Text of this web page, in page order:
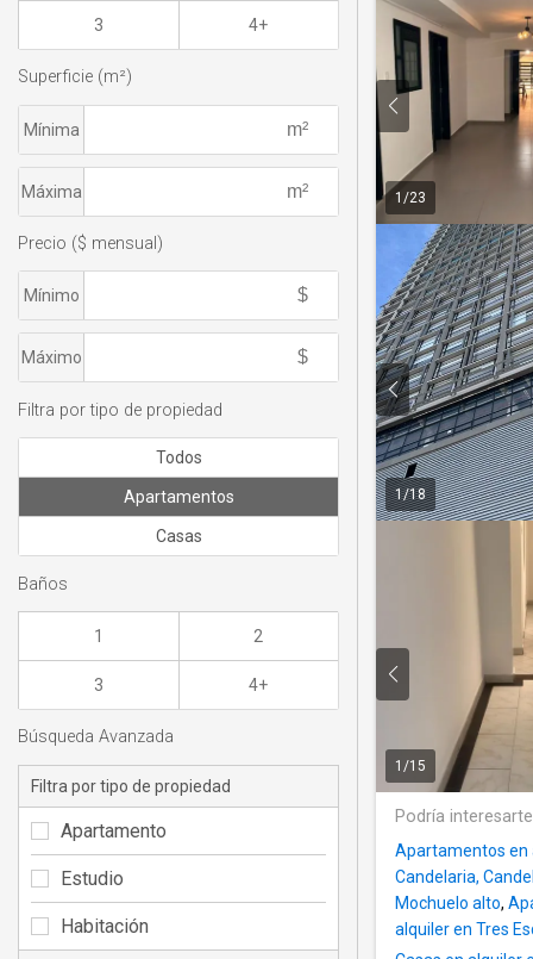
1 /23
1/18
1 /15
Podría
Apartamentos en
Candelaria,
Mochuelo alto,
alquiler en Tres
3 4+
Superficie (m²)
Mínima
Máxima
Precio ($ mensual)
Mínimo
Máximo
Filtra por tipo de propiedad
Todos
Apartamentos
Casas
Baños
1 2
3 4+
Búsqueda Avanzada
Filtra por tipo de propiedad
Apartamento
Estudio
Habitación